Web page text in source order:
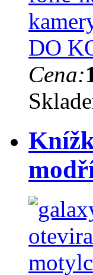
DO
Cena: